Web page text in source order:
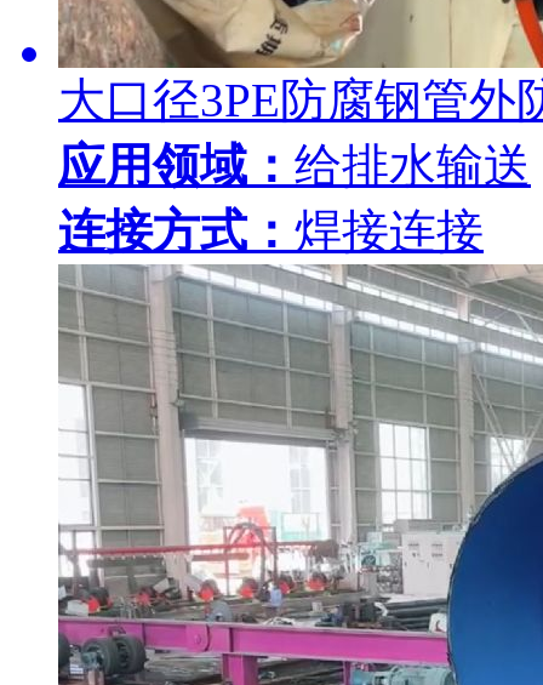
大口径3PE防腐钢管
应用领域： 给排水输送
连接方式： 焊接连接